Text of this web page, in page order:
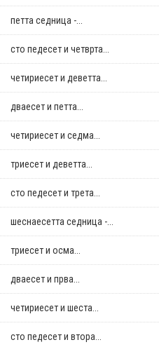
петта седница -...
сто педесет и четврта...
четириесет и деветта...
дваесет и петта...
четириесет и седма...
триесет и деветта...
сто педесет и трета...
шеснаесетта седница -...
триесет и осма...
дваесет и прва...
четириесет и шеста...
сто педесет и втора...